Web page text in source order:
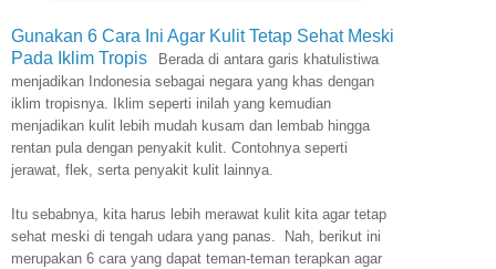
Gunakan 6 Cara Ini Agar Kulit Tetap Sehat Meski
Pada Iklim Tropis
Berada di antara garis khatulistiwa
menjadikan Indonesia sebagai negara yang khas dengan
iklim tropisnya. Iklim seperti inilah yang kemudian
menjadikan kulit lebih mudah kusam dan lembab hingga
rentan pula dengan penyakit kulit. Contohnya seperti
jerawat, flek, serta penyakit kulit lainnya.
Itu sebabnya, kita harus lebih merawat kulit kita agar tetap
sehat meski di tengah udara yang panas.
Nah, berikut ini
merupakan 6 cara yang dapat teman-teman terapkan agar